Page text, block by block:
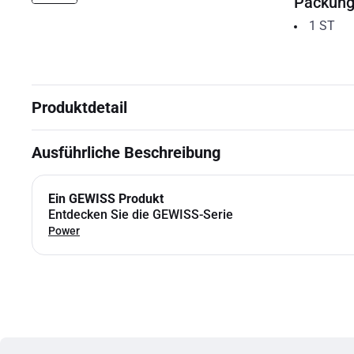
1 ST
Produktdetail
Ausführliche Beschreibung
Ein GEWISS Produkt
Entdecken Sie die GEWISS-Serie
Power